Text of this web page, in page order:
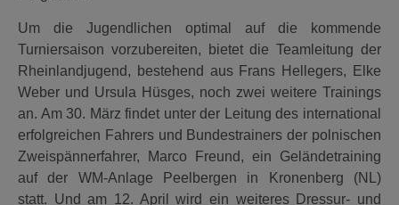
Um die Jugendlichen optimal auf die kommende
Turniersaison vorzubereiten, bietet die Teamleitung der
Rheinlandjugend, bestehend aus Frans Hellegers, Elke
Weber und Ursula Hüsges, noch zwei weitere Trainings
an. Am 30. März findet unter der Leitung des international
erfolgreichen Fahrers und Bundestrainers der polnischen
Zweispännerfahrer, Marco Freund, ein Geländetraining
auf der WM-Anlage Peelbergen in Kronenberg (NL)
statt. Und am 12. April wird ein weiteres Dressur- und